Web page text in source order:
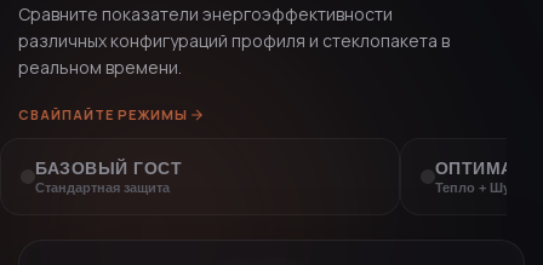
Сравните показатели энергоэффективности
различных конфигураций профиля и стеклопакета в
реальном времени.
СВАЙПАЙТЕ РЕЖИМЫ
БАЗОВЫЙ ГОСТ
Стандартная защита Тепло +